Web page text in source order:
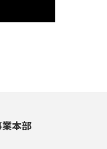
本部